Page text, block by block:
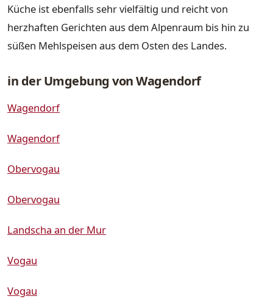
Küche ist ebenfalls sehr vielfältig und reicht von
herzhaften Gerichten aus dem Alpenraum bis hin zu
süßen Mehlspeisen aus dem Osten des Landes.
in der Umgebung von Wagendorf
Wagendorf
Wagendorf
Obervogau
Obervogau
Landscha an der Mur
Vogau
Vogau